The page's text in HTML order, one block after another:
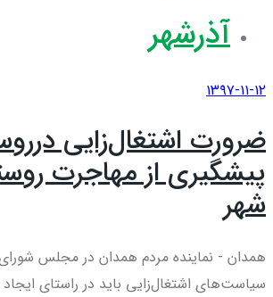
آذرشهر
۱۳۹۷-۱۱-۱۲
ضرورت اشتغال‌زایی
پیشگیری از مهاجرت
شهر
همدان - نماینده مردم همدان در مجلس
سیاست‌های اشتغال‌زایی باید در راستای